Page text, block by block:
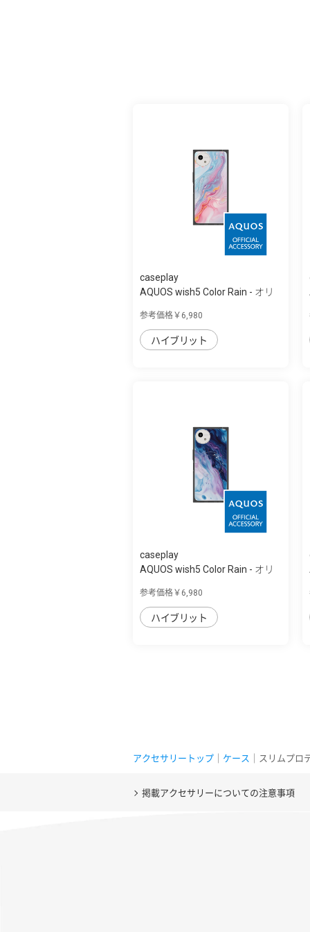
caseplay
AQUOS wish5 Color Rain - オリ
参考価格￥6,980
ハイブリット
caseplay
AQUOS wish5 Color Rain - オリ
参考価格￥6,980
ハイブリット
アクセサリートップ ケース ｜スリムプロ
掲載アクセサリーについての注意事項